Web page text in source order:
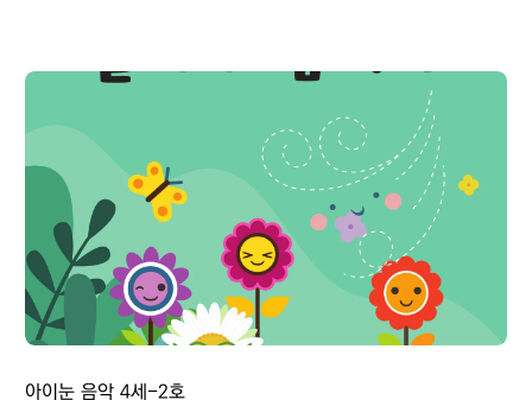
아이눈 음악 4세-2호